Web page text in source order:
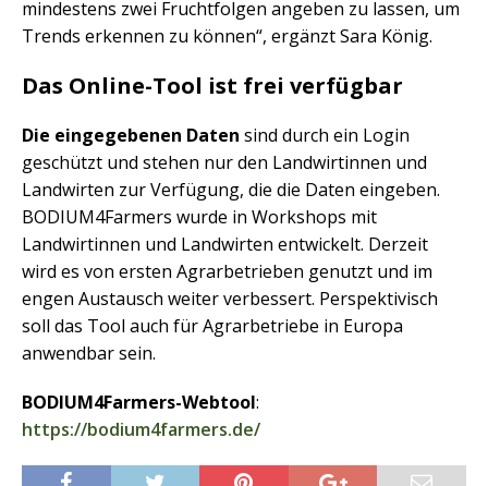
mindestens zwei Fruchtfolgen angeben zu lassen, um
Trends erkennen zu können“, ergänzt Sara König.
Das Online-Tool ist frei verfügbar
Die eingegebenen Daten sind durch ein Login
geschützt und stehen nur den Landwirtinnen und
Landwirten zur Verfügung, die die Daten eingeben.
BODIUM4Farmers wurde in Workshops mit
Landwirtinnen und Landwirten entwickelt. Derzeit
wird es von ersten Agrarbetrieben genutzt und im
engen Austausch weiter verbessert. Perspektivisch
soll das Tool auch für Agrarbetriebe in Europa
anwendbar sein.
BODIUM4Farmers-Webtool:
https://bodium4farmers.de/